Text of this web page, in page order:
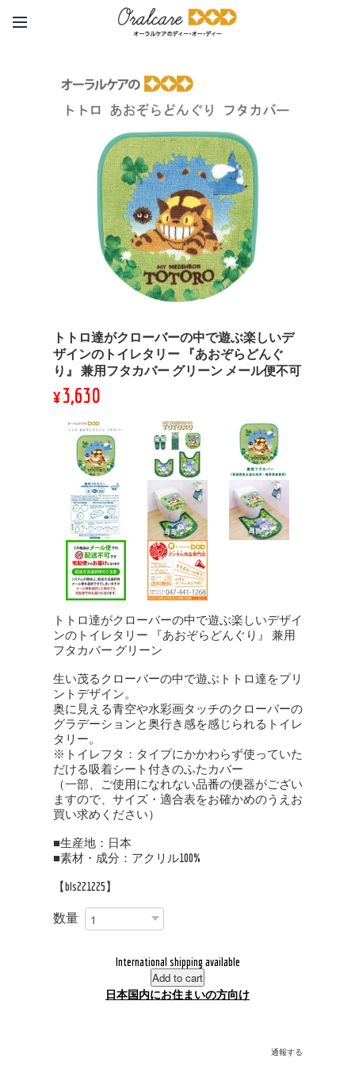
トトロ達がクローバーの中で遊ぶ楽しいデ
ザインのトイレタリー 『あおぞらどんぐ
り』 兼用フタカバー グリーン メール便不可
¥3,630
トトロ達がクローバーの中で遊ぶ楽しいデザイ
ンのトイレタリー 『あおぞらどんぐり』 兼用
フタカバー グリーン
生い茂るクローバーの中で遊ぶトトロ達をプリ
ントデザイン。
奥に見える青空や水彩画タッチのクローバーの
グラデーションと奥行き感を感じられるトイレ
タリー。
※トイレフタ：タイプにかかわらず使っていた
だける吸着シート付きのふたカバー
（一部、ご使用になれない品番の便器がござい
ますので、サイズ・適合表をお確かめのうえお
買い求めください）
■生産地：日本
■素材・成分：アクリル100%
【bls221225】
数量
International shipping available
Add to cart
日本国内にお住まいの方向け
通報する